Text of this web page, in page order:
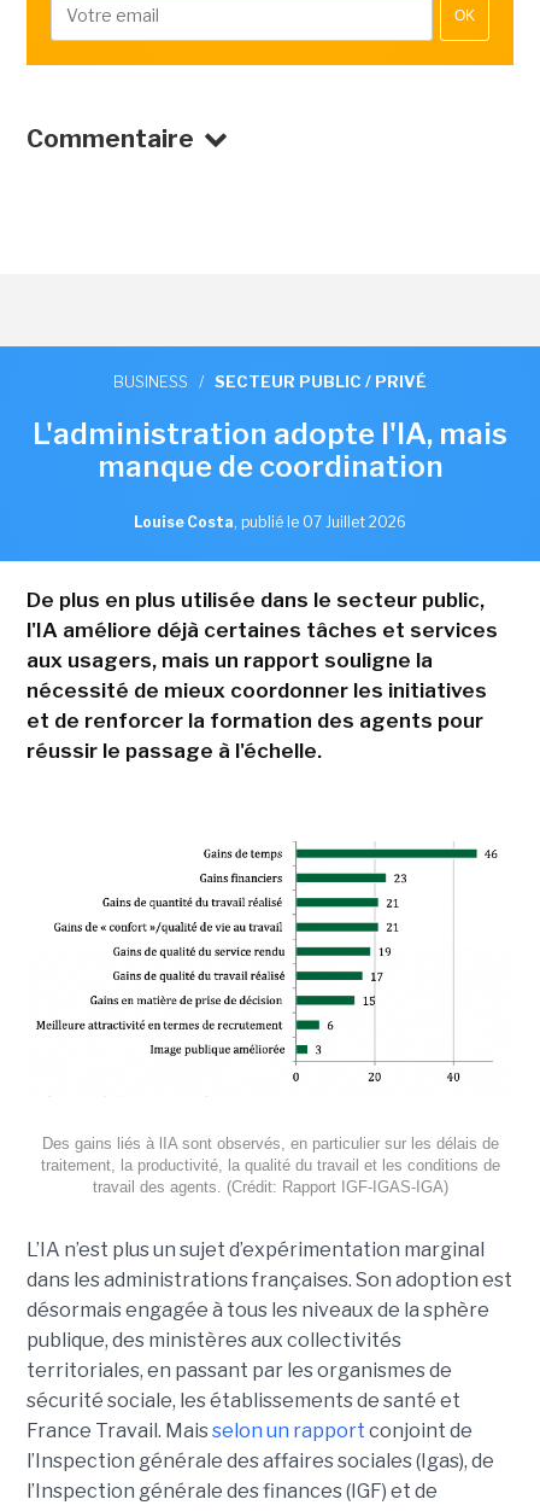
OK
Commentaire
BUSINESS / SECTEUR PUBLIC / PRIVÉ
L'administration adopte l'IA, mais
manque de coordination
Louise Costa, publié le 07 Juillet 2026
De plus en plus utilisée dans le secteur public,
l'IA améliore déjà certaines tâches et services
aux usagers, mais un rapport souligne la
nécessité de mieux coordonner les initiatives
et de renforcer la formation des agents pour
réussir le passage à l'échelle.
Des gains liés à lIA sont observés, en particulier sur les délais de
traitement, la productivité, la qualité du travail et les conditions de
travail des agents. (Crédit: Rapport IGF-IGAS-IGA)
L’IA n’est plus un sujet d’expérimentation marginal
dans les administrations françaises. Son adoption est
désormais engagée à tous les niveaux de la sphère
publique, des ministères aux collectivités
territoriales, en passant par les organismes de
sécurité sociale, les établissements de santé et
France Travail. Maisselon un rapport conjoint de
l’Inspection générale des affaires sociales (Igas), de
l’Inspection générale des finances (IGF) et de